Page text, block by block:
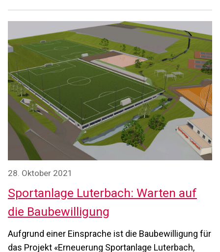
28. Oktober 2021
Sportanlage Luterbach: Warten auf
die Baubewilligung
Aufgrund einer Einsprache ist die Baubewilligung für
das Projekt «Erneuerung Sportanlage Luterbach,